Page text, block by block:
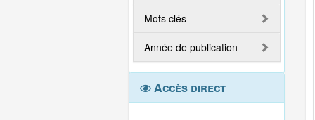
Mots clés
Année de publication
Accès direct